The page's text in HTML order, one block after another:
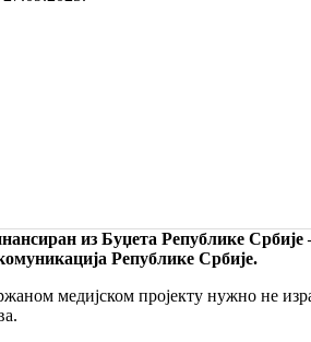
из Буџета Републике
Републике Србије.
медијском пројекту нужно не